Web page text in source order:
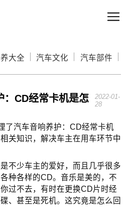
大全 汽车文化 汽车部件
：CD经常卡机是怎
2022-01-
28
了汽车音响养护：CD经常卡机
关知识，解决车主在用车环节中
不少车主的爱好，而且几乎很多
种各样的CD。音乐是美的，不
过不去，有时在更换CD片时经
、甚至是死机。这究竟是怎么回